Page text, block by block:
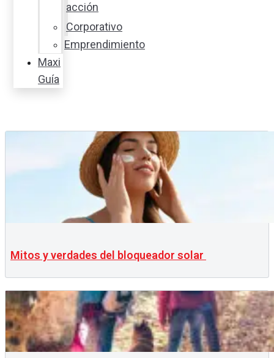
acción
Corporativo
Emprendimiento
Maxi
Guía
Mitos y verdades del bloqueador solar